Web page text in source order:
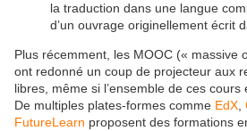
la traduction dans une langue
d’un ouvrage originellement écrit
Plus récemment, les MOOC (« massive
ont redonné un coup de projecteur aux
libres, même si l’ensemble de ces cours
De multiples plates-formes comme EdX
FutureLearn proposent des formations